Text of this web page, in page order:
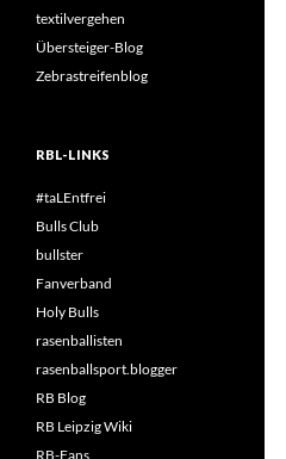
textilvergehen
Übersteiger-Blog
Zebrastreifenblog
RBL-LINKS
#taLEntfrei
Bulls Club
bullster
Fanverband
Holy Bulls
rasenballisten
rasenballsport.blogger
RB Blog
RB Leipzig Wiki
RB-Fans